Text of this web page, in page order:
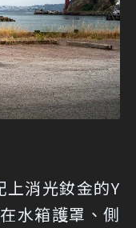
消光釹金的Y
水箱護罩、側